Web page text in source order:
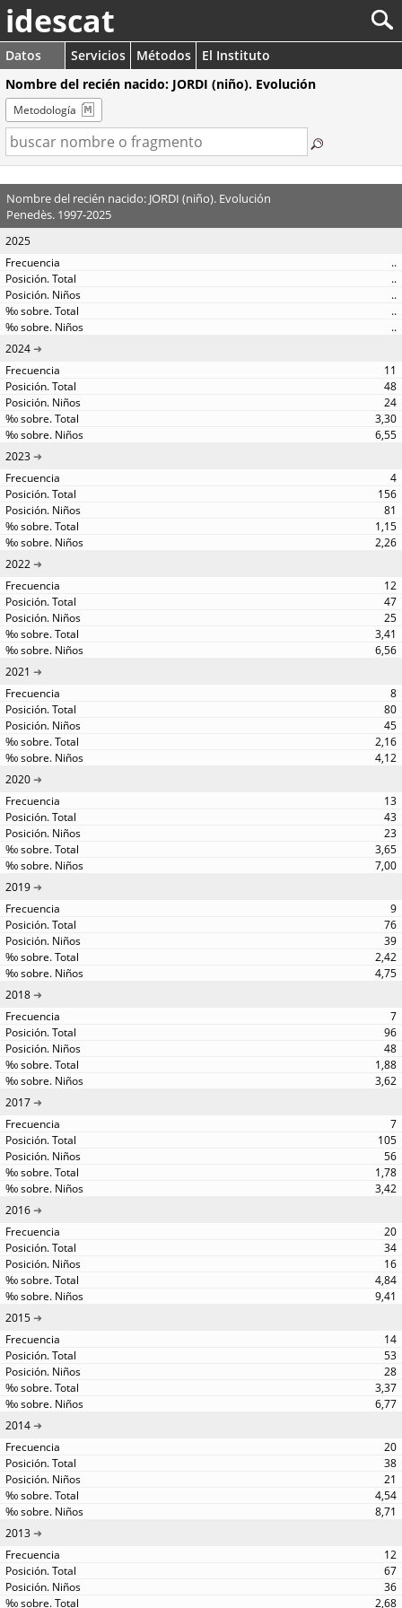
idescat
Datos Servicios Métodos
El Instituto
Nombre del recién nacido: JORDI (niño). Evolución
Metodología
Nombre del recién nacido: JORDI (niño). Evolución
Penedès. 1997-2025
2025
..
..
..
..
..
2024
11
48
24
3,30
6,55
2023
4
156
81
1,15
2,26
2022
12
47
25
3,41
6,56
2021
8
80
45
2,16
4,12
2020
13
43
23
3,65
7,00
2019
9
76
39
2,42
4,75
2018
7
96
48
1,88
3,62
2017
7
105
56
1,78
3,42
2016
20
34
16
4,84
9,41
2015
14
53
28
3,37
6,77
2014
20
38
21
4,54
8,71
2013
12
67
36
2,68